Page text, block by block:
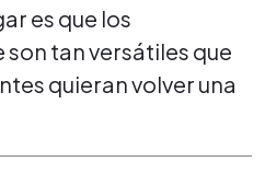
es que los
tan versátiles que
quieran volver una